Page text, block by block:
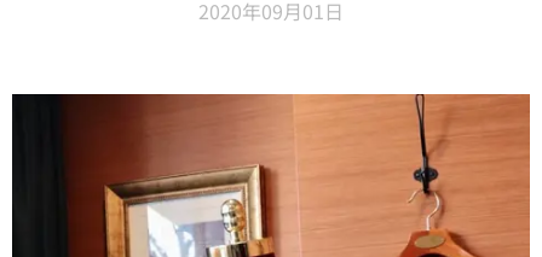
2020年09月01日